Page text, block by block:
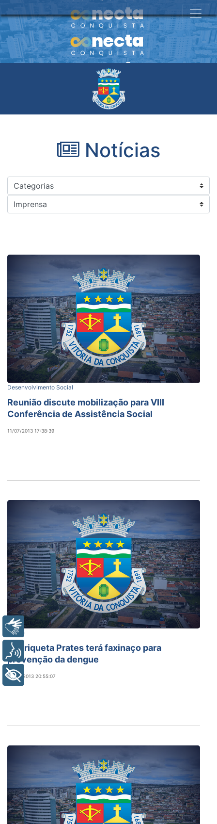
Notícias
Desenvolvimento Social
Reunião discute mobilização para VIII
Conferência de Assistência Social
11/07/2013 17:38:39
Saúde
Henriqueta Prates terá faxinaço para
prevenção da dengue
25/03/2013 20:55:07
Libras
Voz
+ Acessibilidade